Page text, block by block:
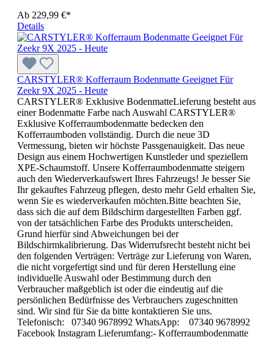
Ab 229,99 €*
Details
CARSTYLER® Kofferraum Bodenmatte Geeignet Für
Zeekr 9X 2025 - Heute
CARSTYLER® Exklusive BodenmatteLieferung besteht aus
einer Bodenmatte Farbe nach Auswahl CARSTYLER®
Exklusive Kofferraumbodenmatte bedecken den
Kofferraumboden vollständig. Durch die neue 3D
Vermessung, bieten wir höchste Passgenauigkeit. Das neue
Design aus einem Hochwertigen Kunstleder und speziellem
XPE-Schaumstoff. Unsere Kofferraumbodenmatte steigern
auch den Wiederverkaufswert Ihres Fahrzeugs! Je besser Sie
Ihr gekauftes Fahrzeug pflegen, desto mehr Geld erhalten Sie,
wenn Sie es wiederverkaufen möchten.Bitte beachten Sie,
dass sich die auf dem Bildschirm dargestellten Farben ggf.
von der tatsächlichen Farbe des Produkts unterscheiden.
Grund hierfür sind Abweichungen bei der
Bildschirmkalibrierung. Das Widerrufsrecht besteht nicht bei
den folgenden Verträgen: Verträge zur Lieferung von Waren,
die nicht vorgefertigt sind und für deren Herstellung eine
individuelle Auswahl oder Bestimmung durch den
Verbraucher maßgeblich ist oder die eindeutig auf die
persönlichen Bedürfnisse des Verbrauchers zugeschnitten
sind. Wir sind für Sie da bitte kontaktieren Sie uns.
Telefonisch: 07340 9678992 WhatsApp: 07340 9678992
Facebook Instagram Lieferumfang:- Kofferraumbodenmatte